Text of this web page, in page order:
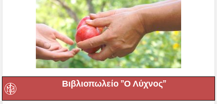
Βιβλιοπωλείο ”Ο Λύχνος”